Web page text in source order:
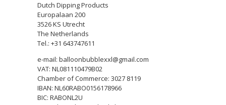
Dutch Dipping Products
Europalaan 200
3526 KS Utrecht
The Netherlands
Tel.: +31 643747611
e-mail: balloonbubblexxl@gmail.com
VAT: NL081110479B02
Chamber of Commerce: 3027 8119
IBAN: NL60RABO0156178966
BIC: RABONL2U